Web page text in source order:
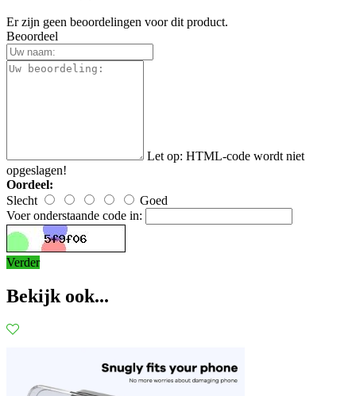
Er zijn geen beoordelingen voor dit product.
Beoordeel
Let op: HTML-code wordt niet
opgeslagen!
Oordeel:
Slecht
Goed
Voer onderstaande code in:
Verder
Bekijk ook...